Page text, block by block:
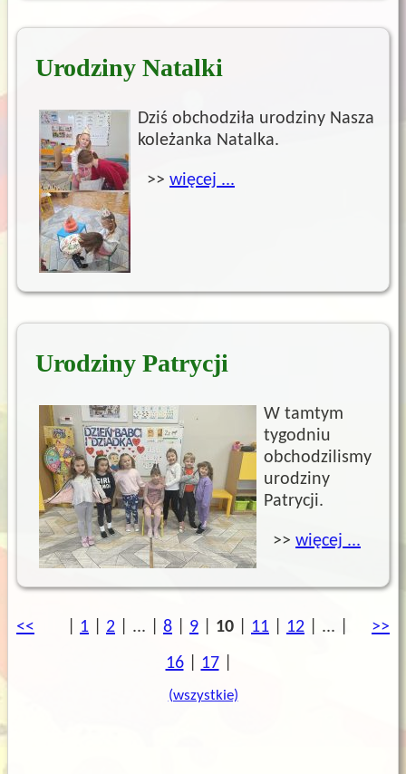
Urodziny Natalki
Dziś obchodziła urodziny Nasza
koleżanka Natalka.
>> więcej ...
Urodziny Patrycji
W tamtym
tygodniu
obchodzilismy
urodziny
Patrycji.
>> więcej ...
>>
poprzednia
<< 1 2 ... 8 9 10 11 12 ...
16| 17|
(wszystkie)